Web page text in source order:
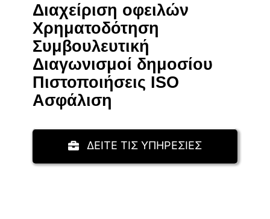
Διαχείριση οφειλών
Χρηματοδότηση
Συμβουλευτική
Διαγωνισμοί δημοσίου
Πιστοποιήσεις ISO
Aσφάλιση
ΔΕΙΤΕ ΤΙΣ ΥΠΗΡΕΣΙΕΣ